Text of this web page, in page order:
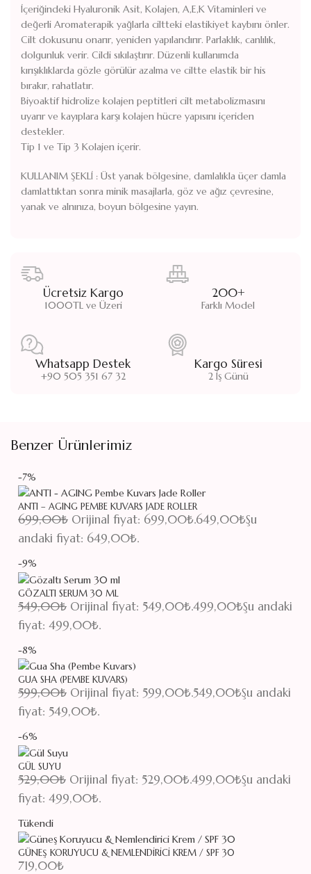
İçeriğindeki Hyaluronik Asit, Kolajen, A,E,K Vitaminleri ve
değerli Aromaterapik yağlarla ciltteki elastikiyet kaybını önler.
Cilt dokusunu onarır, yeniden yapılandırır. Parlaklık, canlılık,
dolgunluk verir. Cildi sıkılaştırır. Düzenli kullanımda
kırışıklıklarda gözle görülür azalma ve ciltte elastik bir his
bırakır, rahatlatır.
Biyoaktif hidrolize kolajen peptitleri cilt metabolizmasını
uyarır ve kayıplara karşı kolajen hücre yapısını içeriden
destekler.
Tip 1 ve Tip 3 Kolajen içerir.
KULLANIM ŞEKLİ : Üst yanak bölgesine, damlalıkla üçer damla
damlattıktan sonra minik masajlarla, göz ve ağız çevresine,
yanak ve alnınıza, boyun bölgesine yayın.
Ücretsiz Kargo
1000TL ve Üzeri
200+
Farklı Model
Whatsapp Destek
+90 505 351 67 32
Kargo Süresi
2 İş Günü
Benzer Ürünlerimiz
-7%
ANTI – AGING PEMBE KUVARS JADE ROLLER
699,00₺ Orijinal fiyat: 699,00₺.649,00₺Şu
andaki fiyat: 649,00₺.
-9%
GÖZALTI SERUM 30 ML
549,00₺ Orijinal fiyat: 549,00₺.499,00₺Şu andaki
fiyat: 499,00₺.
-8%
GUA SHA (PEMBE KUVARS)
599,00₺ Orijinal fiyat: 599,00₺.549,00₺Şu andaki
fiyat: 549,00₺.
-6%
GÜL SUYU
529,00₺ Orijinal fiyat: 529,00₺.499,00₺Şu andaki
fiyat: 499,00₺.
Tükendi
GÜNEŞ KORUYUCU & NEMLENDIRICI KREM / SPF 30
719,00₺